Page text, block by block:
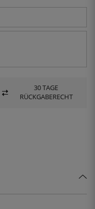
30 TAGE
RÜCKGABERECHT